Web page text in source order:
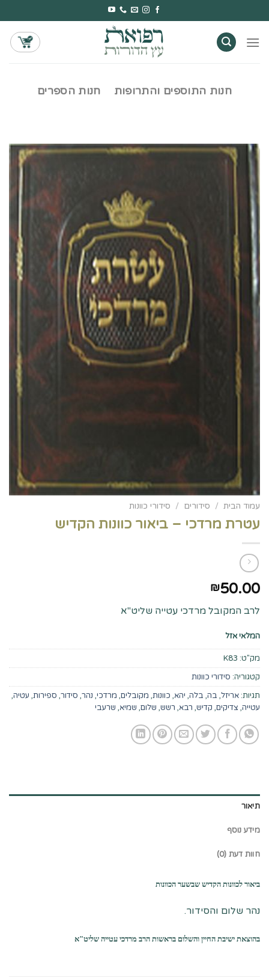
to
content
חנות התוספים והתרופות חנות הספרים
עמוד הבית / סידורים / סידורי כוונות
עטרת מרדכי – ביאור כוונות הקדיש
₪50.00
לרב המקובל מרדכי עטייה שליט"א
המלאי אזל
מק"ט: K83
קטגוריה: סידורי כוונות
תגיות: אריזל, בה, בלה, יהא, כוונות, מקובלים, מרדכי, נהר, סידור, ספירות, עטיה,
עטייה, צדיקים, קדיש, רבא, רשש, שלום, שמיא, שרעבי
תיאור
מידע נוסף
חוות דעת (0)
ביאור לכוונות הקדיש שבשער הכוונות
נהר שלום והסידור.
בהוצאת ישיבת החיין והשלום בראשות הרב מרדכי עטייה שליט"א